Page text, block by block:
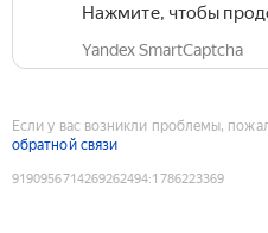
Нажмите, чтобы
Yandex SmartCaptcha
Если у вас возникли проблемы,
обратной связи
9190956714269262494:1786223369